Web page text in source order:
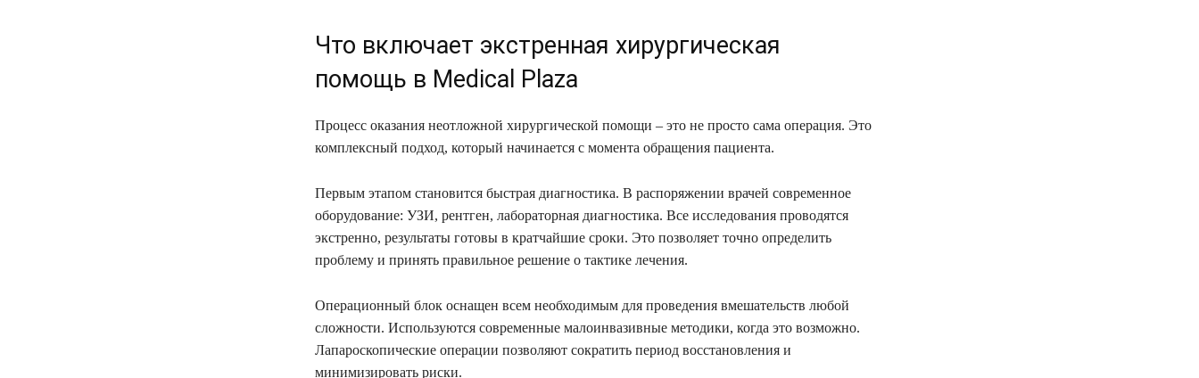
Что включает экстренная хирургическая
помощь в Medical Plaza
Процесс оказания неотложной хирургической помощи – это не просто сама операция. Это
комплексный подход, который начинается с момента обращения пациента.
Первым этапом становится быстрая диагностика. В распоряжении врачей современное
оборудование: УЗИ, рентген, лабораторная диагностика. Все исследования проводятся
экстренно, результаты готовы в кратчайшие сроки. Это позволяет точно определить
проблему и принять правильное решение о тактике лечения.
Операционный блок оснащен всем необходимым для проведения вмешательств любой
сложности. Используются современные малоинвазивные методики, когда это возможно.
Лапароскопические операции позволяют сократить период восстановления и
минимизировать риски.